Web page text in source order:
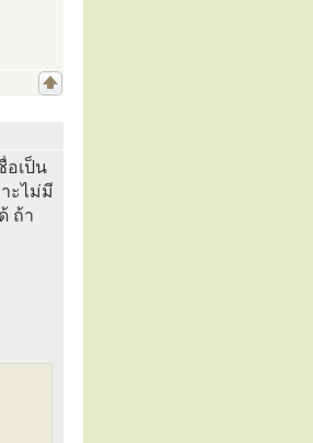
อเป็น
ะไม่มี
ถ้า